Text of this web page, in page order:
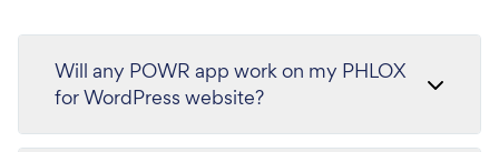
Will any POWR app work on my PHLOX
for WordPress website?